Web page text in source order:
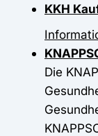
KKH
Die